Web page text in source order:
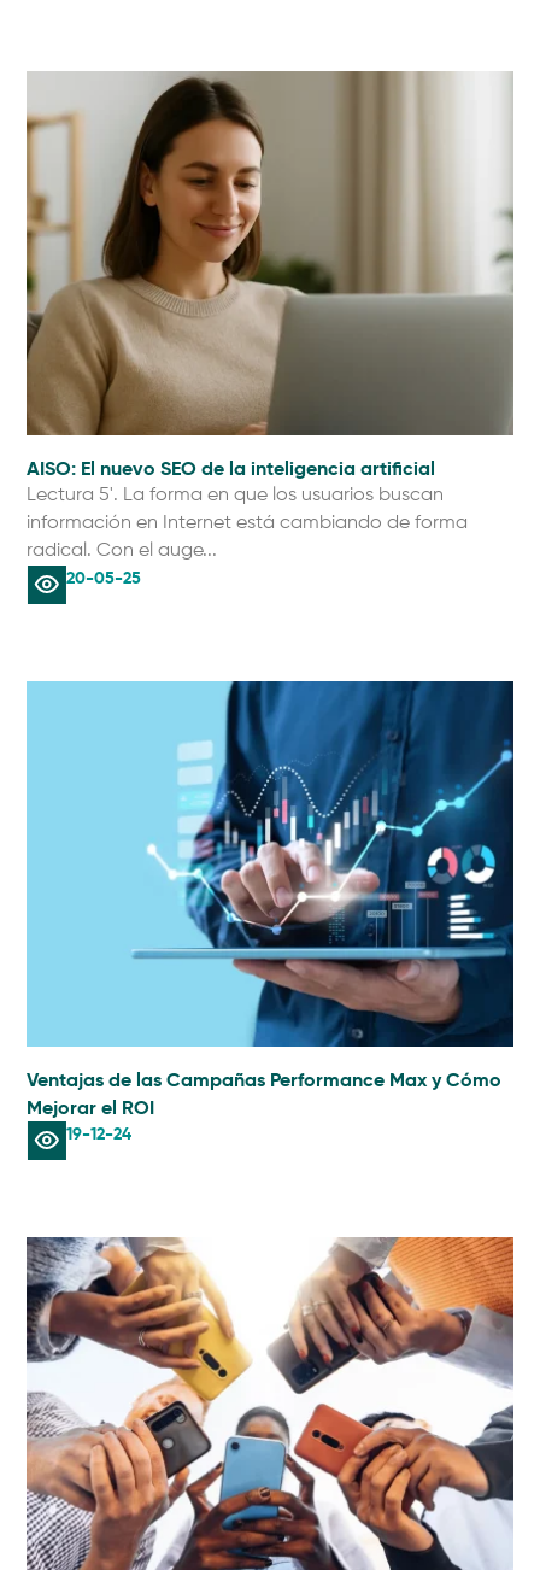
AISO: El nuevo SEO de la inteligencia artificial
Lectura 5'. La forma en que los usuarios buscan
información en Internet está cambiando de forma
radical. Con el auge...
20-05-25
Ventajas de las Campañas Performance Max y Cómo
Mejorar el ROI
19-12-24